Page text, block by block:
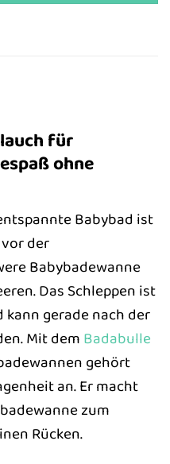
für
ohne
Babybad ist
der
Babybadewanne
Das Schleppen ist
gerade nach der
Mit dem Badabulle
gehört
an. Er macht
zum
Rücken.